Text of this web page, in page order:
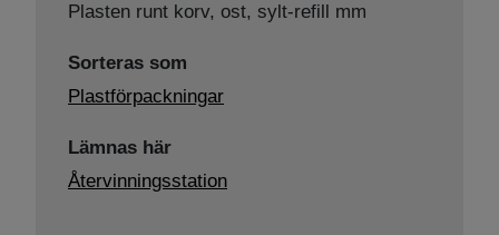
Plasten runt korv, ost, sylt-refill mm
Sorteras som
Plastförpackningar
Lämnas här
Återvinningsstation